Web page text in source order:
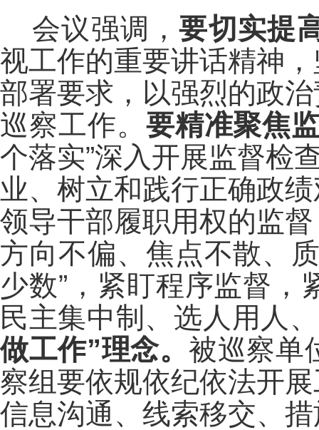
会议强调，要切实提
视工作的重要讲话精神
部署要求，以强烈的政
巡察工作。 要精准聚焦
个落实”深入开展监督检
业、树立和践行正确政
领导干部履职用权的监
方向不偏、焦点不散、
少数”，紧盯程序监督
民主集中制、选人用人
做工作”理念。 被巡察单
察组要依规依纪依法开
信息沟通、线索移交、